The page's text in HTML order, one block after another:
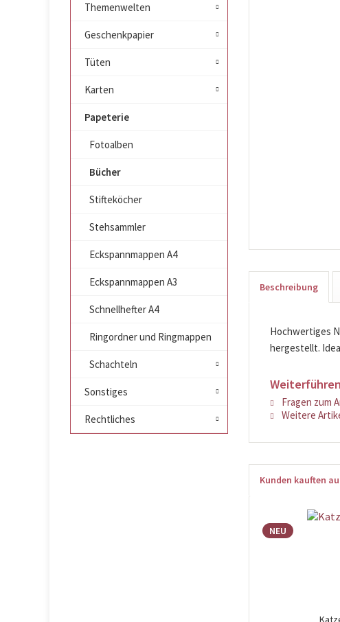
Themenwelten
Geschenkpapier
Tüten
Karten
Papeterie
Fotoalben
Bücher
Stifteköcher
Stehsammler
Eckspannmappen A4
Eckspannmappen A3
Schnellhefter A4
Ringordner und Ringmappen
Schachteln
Sonstiges
Rechtliches
Beschreibung
Hochwertiges
hergestellt.
Fragen zum
Weitere
Kunden kauften
NEU